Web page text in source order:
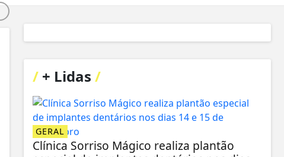
/+ Lidas /
GERAL
Clínica Sorriso Mágico realiza plantão